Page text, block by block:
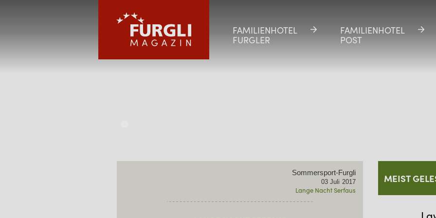
FAMILIENHOTEL
FURGLER
FAMILIENHOTEL
POST
FAMILIENHOTEL
FURGLER
FAMILIENHOTEL
POST
KINDER
Sommersport-Furgli
03 Juli 2017
Lange Nacht Serfaus
MEIST